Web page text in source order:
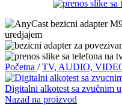
Početna / TV, AUDIO,
Digitalni alkotest sa zvučnim
Nazad na proizvod